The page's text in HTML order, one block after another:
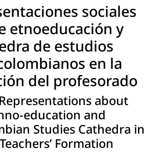
sociales
etnoeducación y
de estudios
en la
del profesorado
about
education and
Studies Cathedra in
Formation